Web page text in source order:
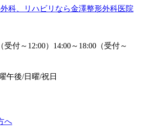
受付～12:00）14:00～18:00（受付～
午後/日曜/祝日
へ